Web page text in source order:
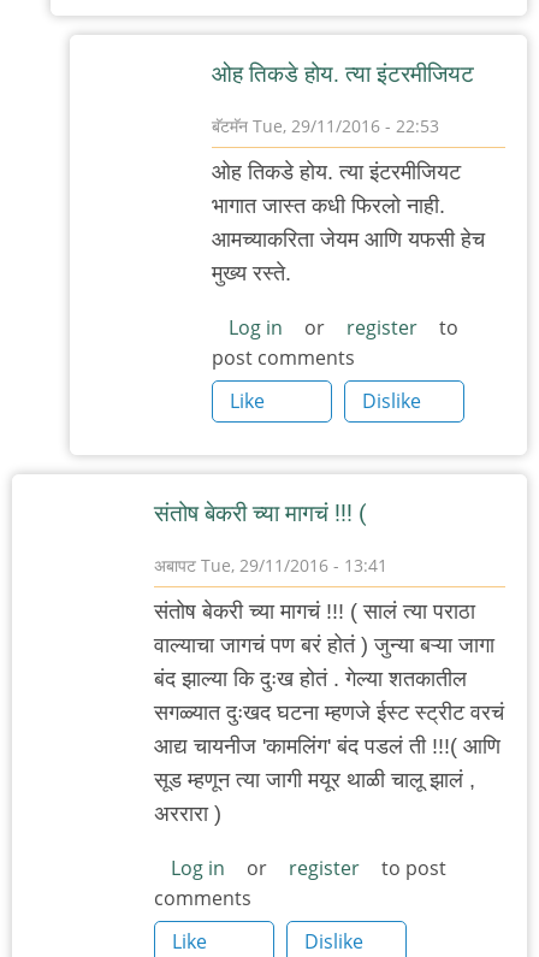
रोडवर
बॅटमॅन
ओह तिकडे होय. त्या इंटरमीजियट
बॅटमॅन Tue, 29/11/2016 - 22:53
In
आपटे
रोडवर
संतोष
बेकरी
by
अनुप
ओह तिकडे होय. त्या इंटरमीजियट
भागात जास्त कधी फिरलो नाही.
आमच्याकरिता जेयम आणि यफसी हेच
मुख्य रस्ते.
Log in or register
to
post comments
Like
Dislike
संतोष बेकरी च्या मागचं !!! (
अबापट Tue, 29/11/2016 - 13:41
संतोष बेकरी च्या मागचं !!! ( सालं त्या पराठा
वाल्याचा जागचं पण बरं होतं ) जुन्या बऱ्या जागा
बंद झाल्या कि दुःख होतं . गेल्या शतकातील
सगळ्यात दुःखद घटना म्हणजे ईस्ट स्ट्रीट वरचं
आद्य चायनीज 'कामलिंग' बंद पडलं ती !!!( आणि
सूड म्हणून त्या जागी मयूर थाळी चालू झालं ,
अररारा )
Log in or register
to post
comments
Like
Dislike